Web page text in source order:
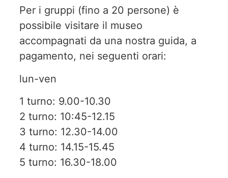
Per i gruppi (fino a 20 persone) è
possibile visitare il museo
accompagnati da una nostra guida, a
pagamento, nei seguenti orari:
lun-ven
1 turno: 9.00-10.30
2 turno: 10:45-12.15
3 turno: 12.30-14.00
4 turno: 14.15-15.45
5 turno: 16.30-18.00